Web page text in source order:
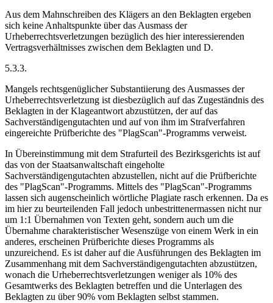
Aus dem Mahnschreiben des Klägers an den Beklagten ergeben
sich keine Anhaltspunkte über das Ausmass der
Urheberrechtsverletzungen bezüglich des hier interessierenden
Vertragsverhältnisses zwischen dem Beklagten und D.
5.3.3.
Mangels rechtsgenüglicher Substantiierung des Ausmasses der
Urheberrechtsverletzung ist diesbezüglich auf das Zugeständnis des
Beklagten in der Klageantwort abzustützen, der auf das
Sachverständigengutachten und auf von ihm im Strafverfahren
eingereichte Prüfberichte des "PlagScan"-Programms verweist.
In Übereinstimmung mit dem Strafurteil des Bezirksgerichts ist auf
das von der Staatsanwaltschaft eingeholte
Sachverständigengutachten abzustellen, nicht auf die Prüfberichte
des "PlagScan"-Programms. Mittels des "PlagScan"-Programms
lassen sich augenscheinlich wörtliche Plagiate rasch erkennen. Da es
im hier zu beurteilenden Fall jedoch unbestrittenermassen nicht nur
um 1:1 Übernahmen von Texten geht, sondern auch um die
Übernahme charakteristischer Wesenszüge von einem Werk in ein
anderes, erscheinen Prüfberichte dieses Programms als
unzureichend. Es ist daher auf die Ausführungen des Beklagten im
Zusammenhang mit dem Sachverständigengutachten abzustützen,
wonach die Urheberrechtsverletzungen weniger als 10% des
Gesamtwerks des Beklagten betreffen und die Unterlagen des
Beklagten zu über 90% vom Beklagten selbst stammen.